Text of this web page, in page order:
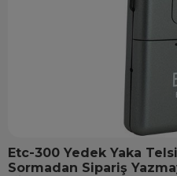
Etc-300 Yedek Yaka
Sormadan Sipariş